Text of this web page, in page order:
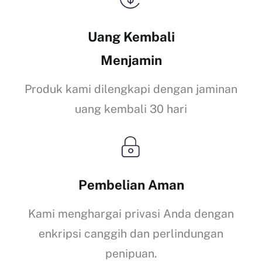
Uang Kembali
Menjamin
Produk kami dilengkapi dengan jaminan
uang kembali 30 hari
Pembelian Aman
Kami menghargai privasi Anda dengan
enkripsi canggih dan perlindungan
penipuan.